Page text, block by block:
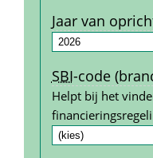
Jaar van
SBI-code
Helpt bij het